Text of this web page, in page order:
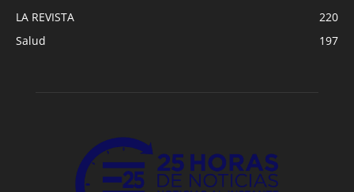
LA REVISTA
220
Salud
197